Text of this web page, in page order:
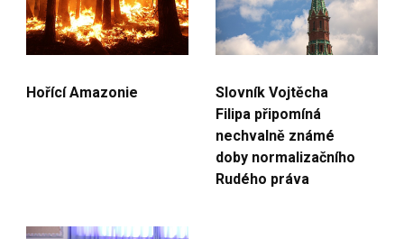
Hořící Amazonie
Slovník Vojtěcha
Filipa připomíná
nechvalně známé
doby normalizačního
Rudého práva